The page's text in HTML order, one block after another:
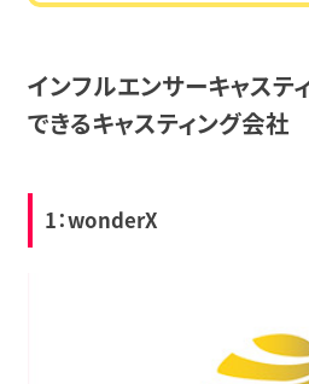
インフルエンサーキャステ
できるキャスティング会社
1：wonderX